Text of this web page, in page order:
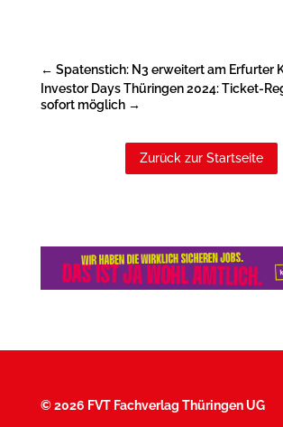
← Spatenstich: N3 erweitert am Erfurter
Investor Days Thüringen 2024: Ticket-
sofort möglich→
Zurück zur Startseite
©2026 FVT Fachverlag Thüringen UG